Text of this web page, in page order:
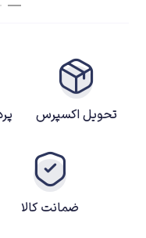
تحویل اکسپرس
ضمانت کالا